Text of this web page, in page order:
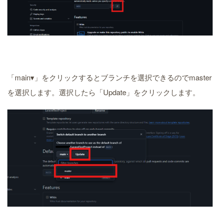
「main▾」をクリックするとブランチを選択できるのでmaster
を選択します。選択したら「Update」をクリックします。